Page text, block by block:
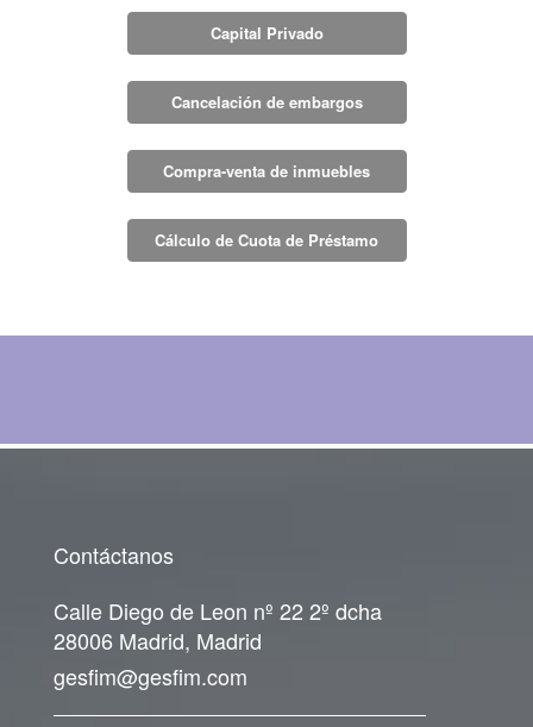
Capital Privado
Cancelación de embargos
Compra-venta de inmuebles
Cálculo de Cuota de Préstamo
Contáctanos
Calle Diego de Leon nº 22 2º dcha
28006 Madrid, Madrid
gesfim@gesfim.com